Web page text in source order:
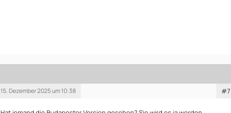
15. Dezember 2025 um 10:38 #7